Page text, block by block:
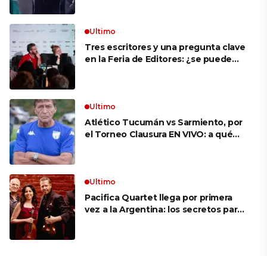
Ultimo
Tres escritores y una pregunta clave
en la Feria de Editores: ¿se puede
Ultimo
Atlético Tucumán vs Sarmiento, por
el Torneo Clausura EN VIVO: a qué
Ultimo
Pacifica Quartet llega por primera
vez a la Argentina: los secretos para